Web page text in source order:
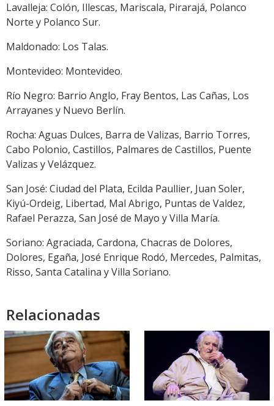
Lavalleja: Colón, Illescas, Mariscala, Pirarajá, Polanco
Norte y Polanco Sur.
Maldonado: Los Talas.
Montevideo: Montevideo.
Río Negro: Barrio Anglo, Fray Bentos, Las Cañas, Los
Arrayanes y Nuevo Berlín.
Rocha: Aguas Dulces, Barra de Valizas, Barrio Torres,
Cabo Polonio, Castillos, Palmares de Castillos, Puente
Valizas y Velázquez.
San José: Ciudad del Plata, Ecilda Paullier, Juan Soler,
Kiyú-Ordeig, Libertad, Mal Abrigo, Puntas de Valdez,
Rafael Perazza, San José de Mayo y Villa María.
Soriano: Agraciada, Cardona, Chacras de Dolores,
Dolores, Egaña, José Enrique Rodó, Mercedes, Palmitas,
Risso, Santa Catalina y Villa Soriano.
Relacionadas